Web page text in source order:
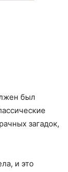
был
загадок,
и это